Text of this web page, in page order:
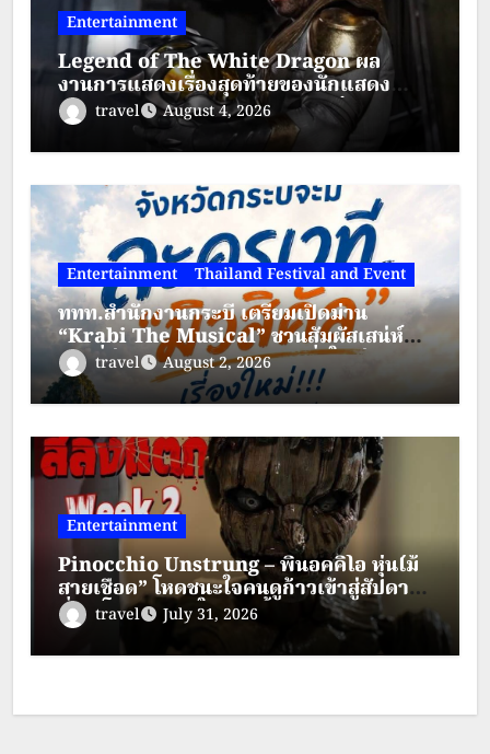
Entertainment
Legend of The White Dragon ผล
งานการแสดงเรื่องสุดท้ายของนักแสดง
ระดับตำนาน “เจสัน เดวิด แฟรงค์”
travel August 4, 2026
Entertainment Thailand Festival and Event
ททท.สำนักงานกระบี่ เตรียมเปิดม่าน
“Krabi The Musical” ชวนสัมผัสเสน่ห์
กระบี่ผ่านละครเวทีมิวสิคัลสุดยิ่งใหญ่
travel August 2, 2026
Entertainment
Pinocchio Unstrung – พินอคคิโอ หุ่นไม้
สายเชือด” โหดชนะใจคนดูก้าวเข้าสู่สัปดาห์
ที่ 2 “โหดจนชนะใจคนดูทั้งประเทศ”
travel July 31, 2026